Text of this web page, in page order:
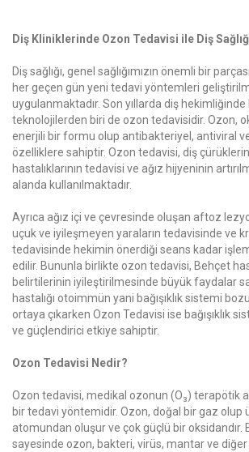
Diş Kliniklerinde Ozon Tedavisi ile Diş
Diş sağlığı, genel sağlığımızın önemli bir
her geçen gün yeni tedavi yöntemleri
uygulanmaktadır. Son yıllarda diş hekimliğinde
teknolojilerden biri de ozon tedavisidir. Ozon,
enerjili bir formu olup antibakteriyel, antiviral
özelliklere sahiptir. Ozon tedavisi, diş
hastalıklarının tedavisi ve ağız hijyeninin
alanda kullanılmaktadır.
Ayrıca ağız içi ve çevresinde oluşan aftoz
uçuk ve iyileşmeyen yaraların tedavisinde ve
tedavisinde hekimin önerdiği seans kadar
edilir. Bununla birlikte ozon tedavisi, Behçet
belirtilerinin iyileştirilmesinde büyük faydalar
hastalığı otoimmün yani bağışıklık sistemi
ortaya çıkarken Ozon Tedavisi ise bağışıklık
ve güçlendirici etkiye sahiptir.
Ozon Tedavisi Nedir?
Ozon tedavisi, medikal ozonun (O₃) terapötik
bir tedavi yöntemidir. Ozon, doğal bir gaz olup
atomundan oluşur ve çok güçlü bir oksidandır.
sayesinde ozon, bakteri, virüs, mantar ve